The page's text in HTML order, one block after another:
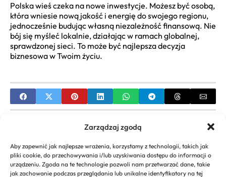
Zarządzaj zgodą
Aby zapewnić jak najlepsze wrażenia, korzystamy z technologii, takich jak
pliki cookie, do przechowywania i/lub uzyskiwania dostępu do informacji o
urządzeniu. Zgoda na te technologie pozwoli nam przetwarzać dane, takie
jak zachowanie podczas przeglądania lub unikalne identyfikatory na tej
Polska wieś czeka na nowe inwestycje. Możesz być osobą,
która wniesie nową jakość i energię do swojego regionu,
jednocześnie budując własną niezależność finansową. Nie
bój się myśleć lokalnie, działając w ramach globalnej,
sprawdzonej sieci. To może być najlepsza decyzja
biznesowa w Twoim życiu.
Jak założyć sklep internetowy od zera?
Kompleksowy przewodnik
NEXT